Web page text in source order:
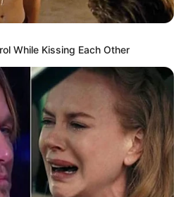
While Kissing Each Other